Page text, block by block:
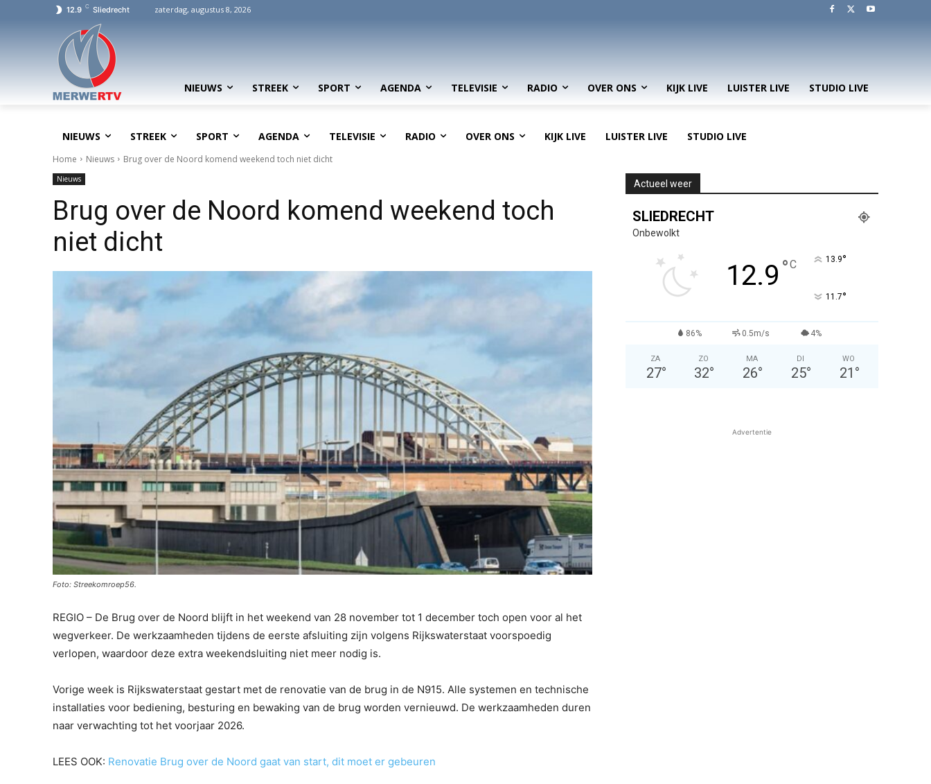
12.9 C Sliedrecht zaterdag, augustus 8, 2026
NIEUWS STREEK SPORT AGENDA TELEVISIE RADIO OVER ONS KIJK LIVE LUISTER LIVE STUDIO LIVE
NIEUWS STREEK SPORT AGENDA TELEVISIE RADIO OVER ONS KIJK LIVE LUISTER LIVE STUDIO LIVE
Home Nieuws Brug over de Noord komend weekend toch niet dicht
Nieuws
Brug over de Noord komend weekend toch
niet dicht
Foto: Streekomroep56.
REGIO – De Brug over de Noord blijft in het weekend van 28 november tot 1 december toch open voor al het
wegverkeer. De werkzaamheden tijdens de eerste afsluiting zijn volgens Rijkswaterstaat voorspoedig
verlopen, waardoor deze extra weekendsluiting niet meer nodig is.
Vorige week is Rijkswaterstaat gestart met de renovatie van de brug in de N915. Alle systemen en technische
installaties voor bediening, besturing en bewaking van de brug worden vernieuwd. De werkzaamheden duren
naar verwachting tot het voorjaar 2026.
LEES OOK: Renovatie Brug over de Noord gaat van start, dit moet er gebeuren
Actueel weer
SLIEDRECHT
Onbewolkt
12.9 °C 13.9°
11.7°
86% 0.5m/s 4%
ZA
27°
ZO
32°
MA
26°
DI
25°
WO
21 °
Advertentie